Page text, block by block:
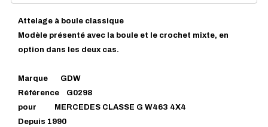
Attelage à boule classique
Modèle présenté avec la boule et le crochet mixte, en
option dans les deux cas.
Marque GDW
Référence G0298
pour MERCEDES CLASSE G W463 4X4
Depuis 1990